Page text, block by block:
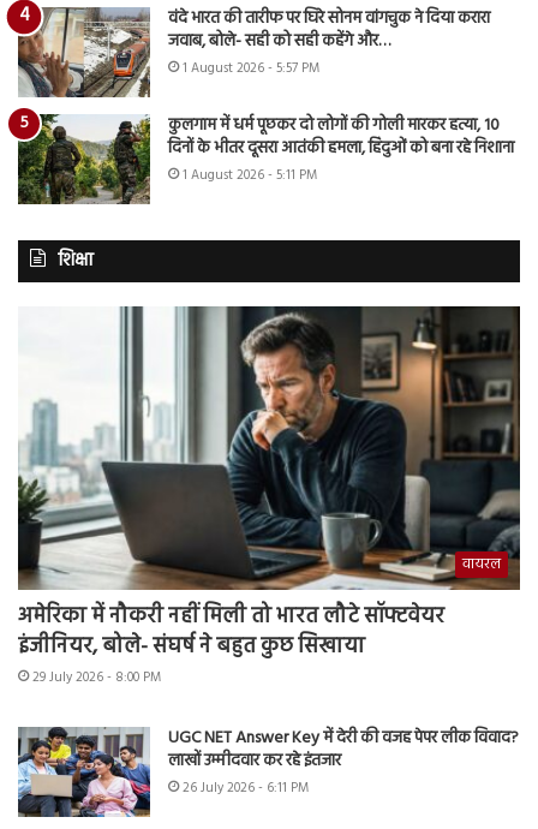
वंदे भारत की तारीफ पर घिरे सोनम वांगचुक ने दिया करारा
जवाब, बोले- सही को सही कहेंगे और…
1 August 2026 - 5:57 PM
कुलगाम में धर्म पूछकर दो लोगों की गोली मारकर हत्या, 10
दिनों के भीतर दूसरा आतंकी हमला, हिंदुओं को बना रहे निशाना
1 August 2026 - 5:11 PM
शिक्षा
वायरल
अमेरिका में नौकरी नहीं मिली तो भारत लौटे सॉफ्टवेयर
इंजीनियर, बोले- संघर्ष ने बहुत कुछ सिखाया
29 July 2026 - 8:00 PM
UGC NET Answer Key में देरी की वजह पेपर लीक विवाद?
लाखों उम्मीदवार कर रहे इंतजार
26 July 2026 - 6:11 PM